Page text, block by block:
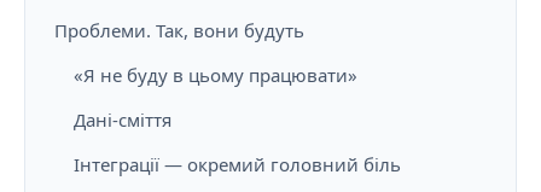
Проблеми. Так, вони будуть
«Я не буду в цьому працювати»
Дані-сміття
Інтеграції — окремий головний біль